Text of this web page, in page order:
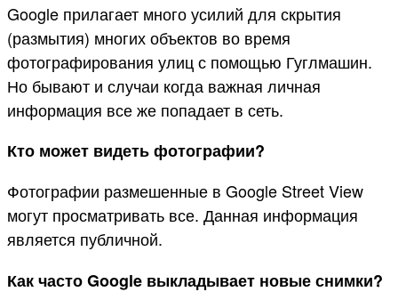
Google прилагает много усилий для скрытия
(размытия) многих объектов во время
фотографирования улиц с помощью Гуглмашин.
Но бывают и случаи когда важная личная
информация все же попадает в сеть.
Кто может видеть фотографии?
Фотографии размешенные в Google Street View
могут просматривать все. Данная информация
является публичной.
Как часто Google выкладывает новые снимки?